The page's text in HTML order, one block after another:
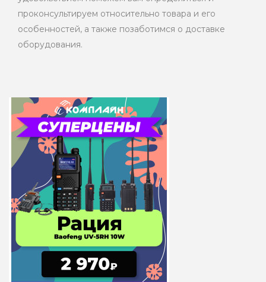
проконсультируем относительно товара и его
особенностей, а также позаботимся о доставке
оборудования.